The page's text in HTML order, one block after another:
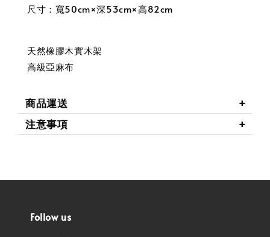
尺寸：寬50cm×深53cm×高82cm
天然橡膠木實木架
高級亞麻布
商品運送
注意事項
Follow us